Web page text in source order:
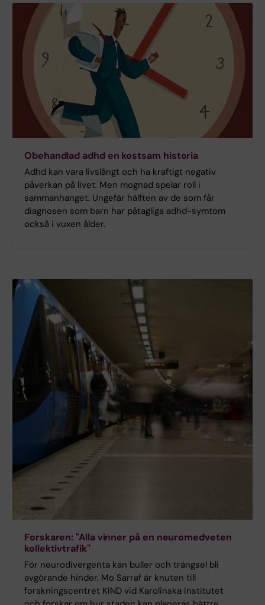
Obehandlad adhd en kostsam historia
Adhd kan vara livslångt och ha kraftigt negativ
påverkan på livet. Men mognad spelar roll i
sammanhanget. Ungefär hälften av de som får
diagnosen som barn har påtagliga adhd-symtom
också i vuxen ålder.
Forskaren: "Alla vinner på en neuromedveten
kollektivtrafik"
För neurodivergenta kan buller och trängsel bli
avgörande hinder. Mo Sarraf är knuten till
forskningscentret KIND vid Karolinska Institutet